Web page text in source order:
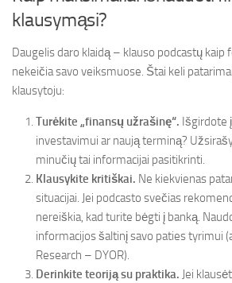
klausymąsi?
Daugelis daro klaidą – klauso podcastų kaip
nekeičia savo veiksmuose. Štai keli
klausytoju:
Turėkite „finansų užrašinę“. Išgirdote
investavimui ar naują terminą?
minučių tai informacijai pasitikrinti.
Klausykite kritiškai. Ne kiekvienas
situacijai. Jei podcasto svečias
nereiškia, kad turite bėgti į banką.
informacijos šaltinį savo paties tyrimui
Research – DYOR).
Derinkite teoriją su praktika. Jei